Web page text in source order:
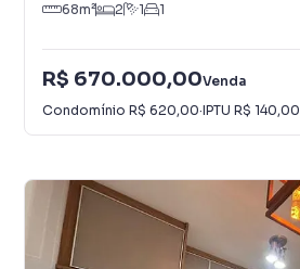
68m² 2 1 1
R$ 670.000,00Venda
Condomínio R$ 620,00·IPTU R$ 140,00